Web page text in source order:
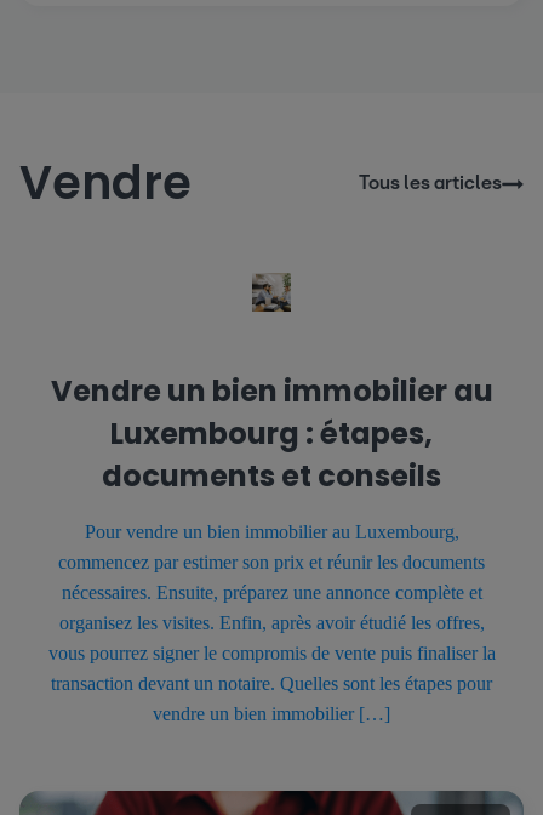
Vendre Tous les articles
Vendre un bien immobilier au
Luxembourg : étapes,
documents et conseils
Pour vendre un bien immobilier au Luxembourg,
commencez par estimer son prix et réunir les documents
nécessaires. Ensuite, préparez une annonce complète et
organisez les visites. Enfin, après avoir étudié les offres,
vous pourrez signer le compromis de vente puis finaliser la
transaction devant un notaire. Quelles sont les étapes pour
vendre un bien immobilier […]